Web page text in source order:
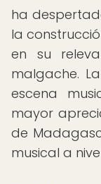
ha
la
en su
malgache.
escena
mayor
de
musical a